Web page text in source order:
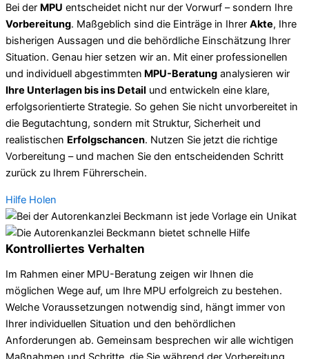
Bei der MPU entscheidet nicht nur der Vorwurf – sondern Ihre
Vorbereitung. Maßgeblich sind die Einträge in Ihrer Akte, Ihre
bisherigen Aussagen und die behördliche Einschätzung Ihrer
Situation. Genau hier setzen wir an. Mit einer professionellen
und individuell abgestimmten MPU-Beratung analysieren wir
Ihre Unterlagen bis ins Detail und entwickeln eine klare,
erfolgsorientierte Strategie. So gehen Sie nicht unvorbereitet in
die Begutachtung, sondern mit Struktur, Sicherheit und
realistischen Erfolgschancen. Nutzen Sie jetzt die richtige
Vorbereitung – und machen Sie den entscheidenden Schritt
zurück zu Ihrem Führerschein.
Hilfe Holen
Kontrolliertes Verhalten
Im Rahmen einer MPU-Beratung zeigen wir Ihnen die
möglichen Wege auf, um Ihre MPU erfolgreich zu bestehen.
Welche Voraussetzungen notwendig sind, hängt immer von
Ihrer individuellen Situation und den behördlichen
Anforderungen ab. Gemeinsam besprechen wir alle wichtigen